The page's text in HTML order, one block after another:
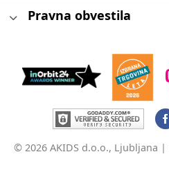
Pravna obvestila
© 2026 AKIDS d.o.o., Ljubljana |